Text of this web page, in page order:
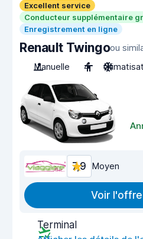
Excellent service
Conducteur supplémentaire
Enregistrement en ligne
Renault Twingoou
Manuelle
4
7,9 Moyen
Voir l'offre
Terminal